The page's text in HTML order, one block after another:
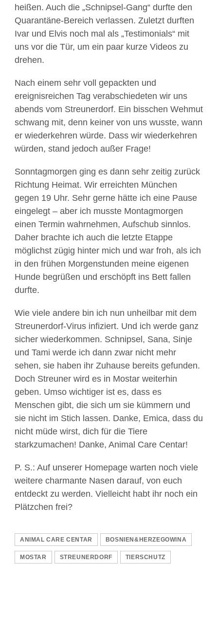
heißen. Auch die „Schnipsel-Gang“ durfte den
Quarantäne-Bereich verlassen. Zuletzt durften
Ivar und Elvis noch mal als „Testimonials“ mit
uns vor die Tür, um ein paar kurze Videos zu
drehen.
Nach einem sehr voll gepackten und
ereignisreichen Tag verabschiedeten wir uns
abends vom Streunerdorf. Ein bisschen Wehmut
schwang mit, denn keiner von uns wusste, wann
er wiederkehren würde. Dass wir wiederkehren
würden, stand jedoch außer Frage!
Sonntagmorgen ging es dann sehr zeitig zurück
Richtung Heimat. Wir erreichten München
gegen 19 Uhr. Sehr gerne hätte ich eine Pause
eingelegt – aber ich musste Montagmorgen
einen Termin wahrnehmen, Aufschub sinnlos.
Daher brachte ich auch die letzte Etappe
möglichst zügig hinter mich und war froh, als ich
in den frühen Morgenstunden meine eigenen
Hunde begrüßen und erschöpft ins Bett fallen
durfte.
Wie viele andere bin ich nun unheilbar mit dem
Streunerdorf-Virus infiziert. Und ich werde ganz
sicher wiederkommen. Schnipsel, Sana, Sinje
und Tami werde ich dann zwar nicht mehr
sehen, sie haben ihr Zuhause bereits gefunden.
Doch Streuner wird es in Mostar weiterhin
geben. Umso wichtiger ist es, dass es
Menschen gibt, die sich um sie kümmern und
sie nicht im Stich lassen. Danke, Emica, dass du
nicht müde wirst, dich für die Tiere
starkzumachen! Danke, Animal Care Centar!
P. S.: Auf unserer Homepage warten noch viele
weitere charmante Nasen darauf, von euch
entdeckt zu werden. Vielleicht habt ihr noch ein
Plätzchen frei?
ANIMAL CARE CENTAR BOSNIEN&HERZEGOWINA
MOSTAR STREUNERDORF TIERSCHUTZ